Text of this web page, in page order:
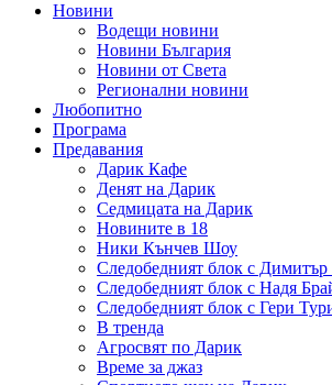
Новини
Водещи новини
Новини България
Новини от Света
Регионални новини
Любопитно
Програма
Предавания
Дарик Кафе
Денят на Дарик
Седмицата на Дарик
Новините в 18
Ники Кънчев Шоу
Следобедният блок с
Следобедният блок с Надя
Следобедният блок с Гери
В тренда
Агросвят по Дарик
Време за джаз